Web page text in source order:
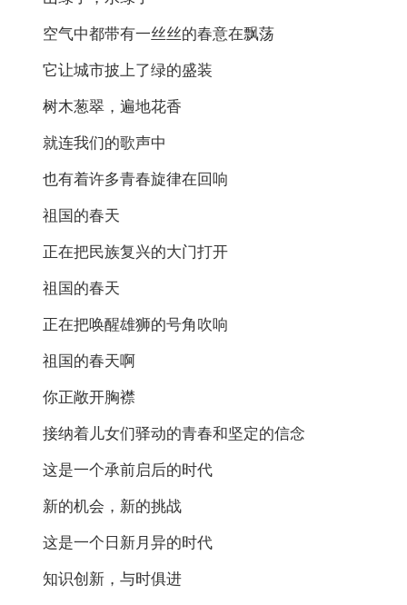
空气中都带有一丝丝的春意在飘荡
它让城市披上了绿的盛装
树木葱翠，遍地花香
就连我们的歌声中
也有着许多青春旋律在回响
祖国的春天
正在把民族复兴的大门打开
祖国的春天
正在把唤醒雄狮的号角吹响
祖国的春天啊
你正敞开胸襟
接纳着儿女们驿动的青春和坚定的信念
这是一个承前启后的时代
新的机会，新的挑战
这是一个日新月异的时代
知识创新，与时俱进